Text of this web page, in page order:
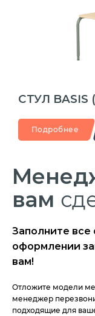
CТУЛ BASIS
Подробнее
вам
Заполните все
оформлении
вам!
Отложите модели
менеджер
подходящие для